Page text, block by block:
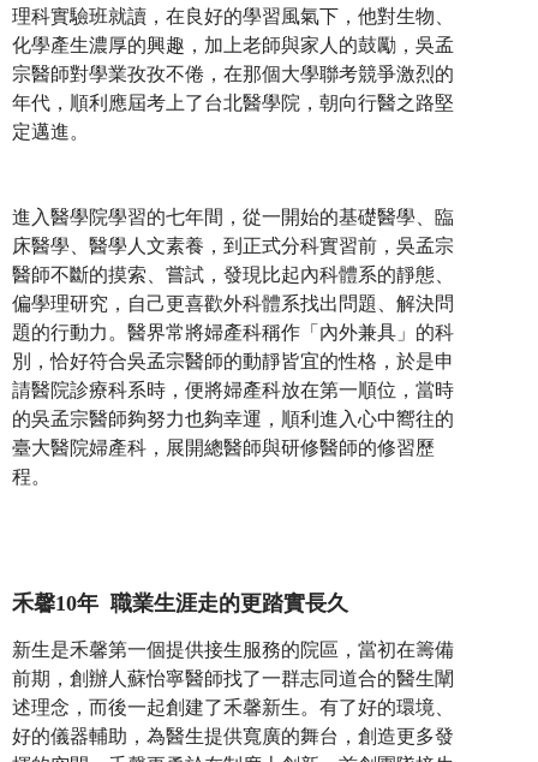
理科實驗班就讀，在良好的學習風氣下，他對生物、
化學產生濃厚的興趣，加上老師與家人的鼓勵，吳孟
宗醫師對學業孜孜不倦，在那個大學聯考競爭激烈的
年代，順利應屆考上了台北醫學院，朝向行醫之路堅
定邁進。
進入醫學院學習的七年間，從一開始的基礎醫學、臨
床醫學、醫學人文素養，到正式分科實習前，吳孟宗
醫師不斷的摸索、嘗試，發現比起內科體系的靜態、
偏學理研究，自己更喜歡外科體系找出問題、解決問
題的行動力。醫界常將婦產科稱作「內外兼具」的科
別，恰好符合吳孟宗醫師的動靜皆宜的性格，於是申
請醫院診療科系時，便將婦產科放在第一順位，當時
的吳孟宗醫師夠努力也夠幸運，順利進入心中嚮往的
臺大醫院婦產科，展開總醫師與研修醫師的修習歷
程。
禾馨10年 職業生涯走的更踏實長久
新生是禾馨第一個提供接生服務的院區，當初在籌備
前期，創辦人蘇怡寧醫師找了一群志同道合的醫生闡
述理念，而後一起創建了禾馨新生。有了好的環境、
好的儀器輔助，為醫生提供寬廣的舞台，創造更多發